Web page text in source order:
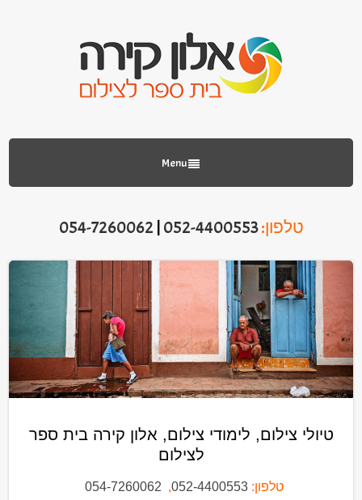
Menu
טלפון:052-4400553
054-7260062
טיולי צילום, לימודי צילום, אלון קירה בית ספר
לצילום
טלפון: 052-4400553
,
054-7260062